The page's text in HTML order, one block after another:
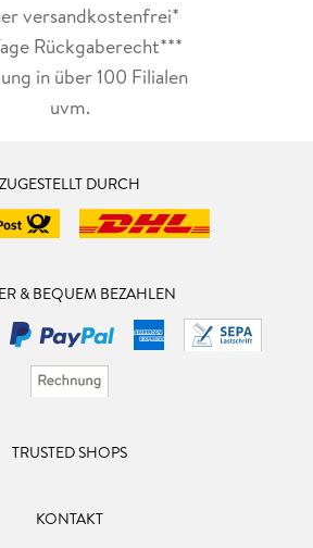
versandkostenfrei*
Rückgaberecht***
in über 100 Filialen
uvm.
ZUGESTELLT DURCH
& BEQUEM BEZAHLEN
TRUSTED SHOPS
KONTAKT